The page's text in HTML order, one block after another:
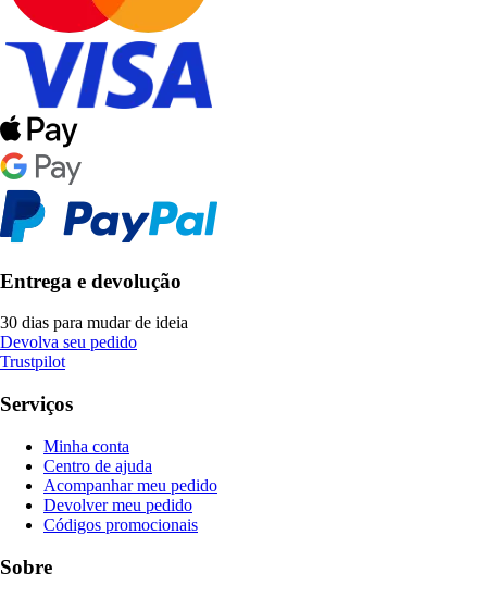
Entrega e devolução
30 dias para mudar de ideia
Devolva seu pedido
Trustpilot
Serviços
Minha conta
Centro de ajuda
Acompanhar meu pedido
Devolver meu pedido
Códigos promocionais
Sobre